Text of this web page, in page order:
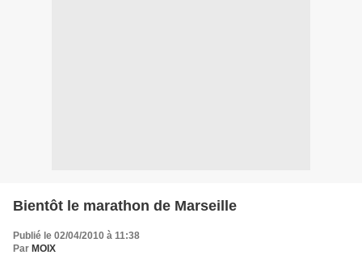
Bientôt le marathon de Marseille
Publié le 02/04/2010 à 11:38
Par MOIX